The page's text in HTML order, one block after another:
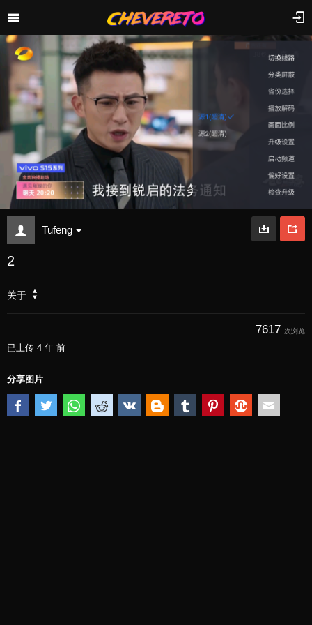
Tufeng
2
关于
7617 次浏览
已上传 4 年 前
分享图片